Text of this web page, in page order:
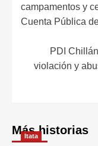
campamentos y
Cuenta Pública
PDI
violación y
Más historias
Itata